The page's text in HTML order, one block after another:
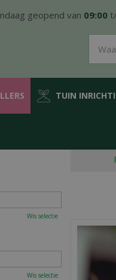
geopend van 09:00
TUIN
Wis selectie
Wis selectie